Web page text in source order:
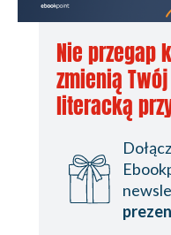
Nie przegap
zmienią
literacką